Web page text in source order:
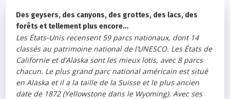
Des geysers, des canyons, des grottes, des lacs, des
forêts et tellement plus encore…
Les États-Unis recensent 59 parcs nationaux, dont 14
classés au patrimoine national de l’UNESCO. Les États de
Californie et d’Alaska sont les mieux lotis, avec 8 parcs
chacun. Le plus grand parc national américain est situé
en Alaska et il a la taille de la Suisse et le plus ancien
date de 1872 (Yellowstone dans le Wyoming). Avec ses